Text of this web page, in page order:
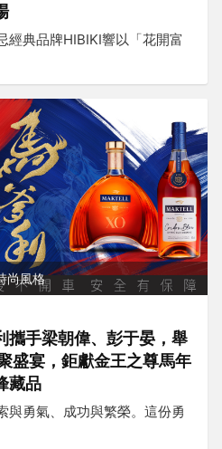
經典品牌HIBIKI響以「花開富
尚風格
攜手梁朝偉、彭于晏，舉
盛宴，鉅獻金王之尊馬年
藏品
與勇氣、成功與繁榮。這份勇